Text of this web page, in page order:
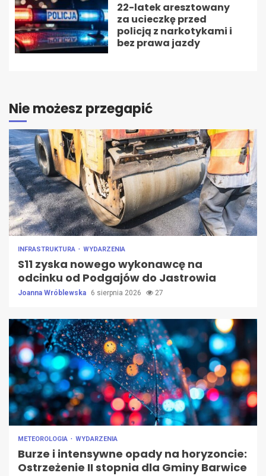
22-latek aresztowany
za ucieczkę przed
policją z narkotykami i
bez prawa jazdy
Nie możesz przegapić
INFRASTRUKTURA WYDARZENIA
S11 zyska nowego wykonawcę na
odcinku od Podgajów do Jastrowia
Joanna Wróblewska 6 sierpnia 2026 27
METEOROLOGIA WYDARZENIA
Burze i intensywne opady na horyzoncie:
Ostrzeżenie II stopnia dla Gminy Barwice